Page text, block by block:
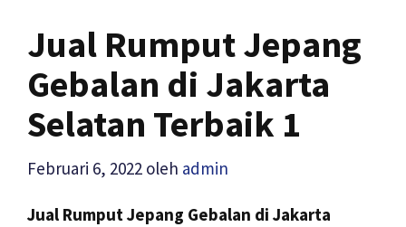
Jual Rumput Jepang
Gebalan di Jakarta
Selatan Terbaik 1
Februari 6, 2022 oleh admin
Jual Rumput Jepang Gebalan di Jakarta